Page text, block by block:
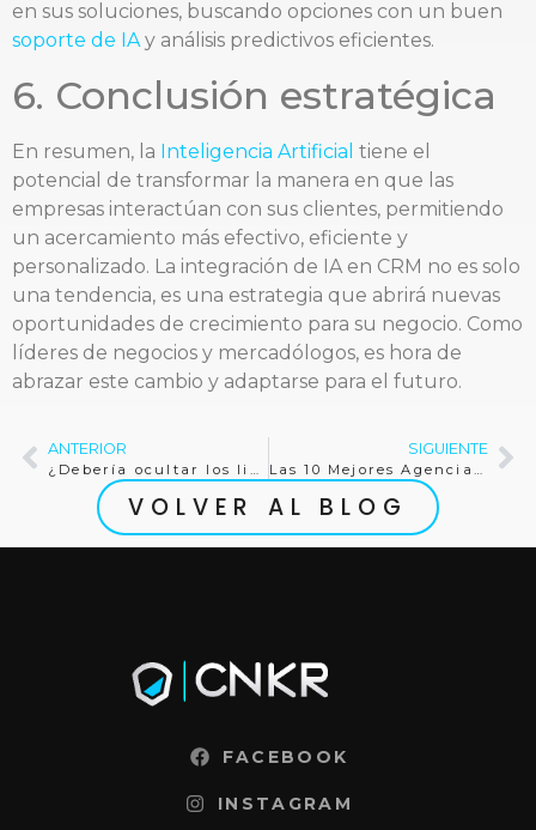
en sus soluciones, buscando opciones con un buen
soporte de IAy análisis predictivos eficientes.
6. Conclusión estratégica
En resumen, la Inteligencia Artificial tiene el
potencial de transformar la manera en que las
empresas interactúan con sus clientes, permitiendo
un acercamiento más efectivo, eficiente y
personalizado. La integración de IA en CRM no es solo
una tendencia, es una estrategia que abrirá nuevas
oportunidades de crecimiento para su negocio. Como
líderes de negocios y mercadólogos, es hora de
abrazar este cambio y adaptarse para el futuro.
ANTERIOR
¿Debería ocultar los likes en Instagram?
SIGUIENTE
Las 10 Mejores Agencias de Social Media en El Salvador
VOLVER AL BLOG
FACEBOOK
INSTAGRAM